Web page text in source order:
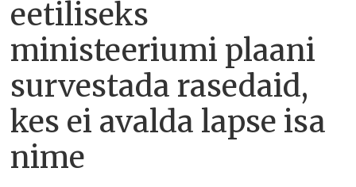
eetiliseks
ministeeriumi plaani
survestada rasedaid,
kes ei avalda lapse isa
nime